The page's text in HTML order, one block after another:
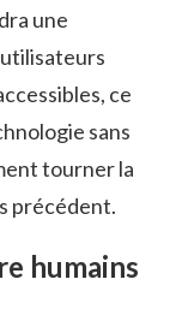
une
ce
sans
tourner la
précédent.
humains